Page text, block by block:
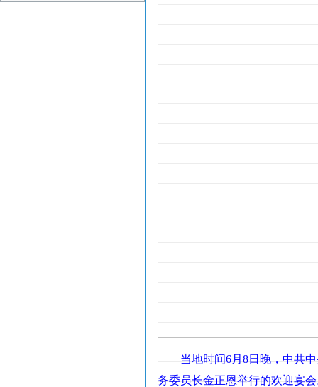
当地时间6月8日晚，中共
务委员长金正恩举行的欢迎宴